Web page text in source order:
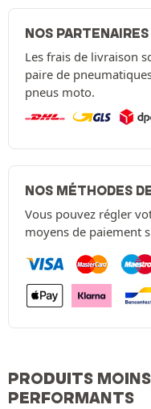
NOS PARTENAIRES
Les frais de livraison
paire de
pneus moto.
NOS MÉTHODES
Vous pouvez régler
moyens de paiement
PRODUITS
PERFORMANTS